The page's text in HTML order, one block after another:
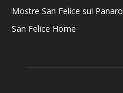
Mostre San Felice sul Panaro
San Felice Home